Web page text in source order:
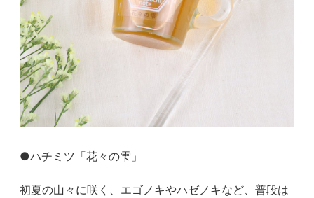
●ハチミツ「花々の雫」
初夏の山々に咲く、エゴノキやハゼノキなど、普段は